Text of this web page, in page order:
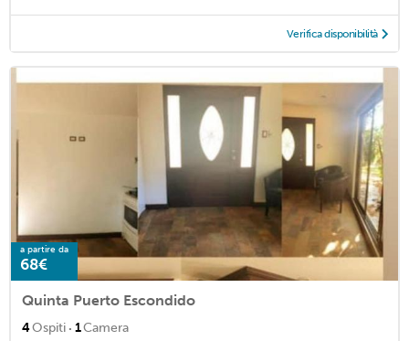
Verifica disponibilità
a partire da
68€
Quinta Puerto Escondido
4Ospiti · 1Camera